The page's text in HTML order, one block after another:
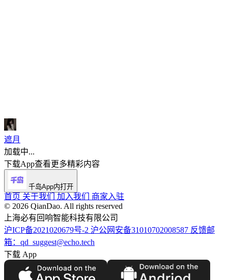
遮月
加载中...
下载App查看更多精彩内容
千岛App内打开
首页 关于我们 加入我们 商家入驻
©️ 2026 QianDao. All rights reserved
上海必有回响智能科技有限公司
沪ICP备2021020679号-2 沪公网安备31010702008587 反馈邮
箱：qd_suggest@echo.tech
下载 App